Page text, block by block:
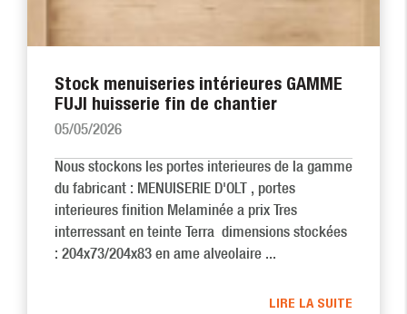
Stock menuiseries intérieures GAMME
FUJI huisserie fin de chantier
05/05/2026
Nous stockons les portes interieures de la gamme
du fabricant : MENUISERIE D'OLT , portes
interieures finition Melaminée a prix Tres
interressant en teinte Terra dimensions stockées
: 204x73/204x83 en ame alveolaire ...
LIRE LA SUITE